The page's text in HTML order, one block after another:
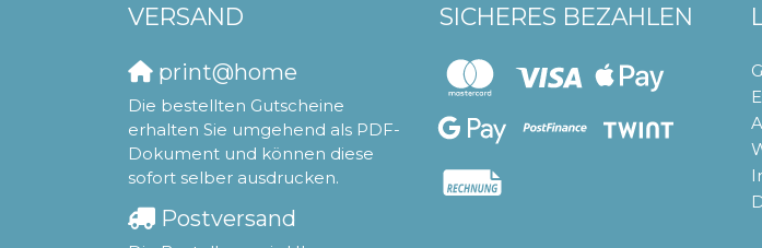
VERSAND
print@home
Die bestellten Gutscheine
erhalten Sie umgehend als PDF-
Dokument und können diese
sofort selber ausdrucken.
Postversand
SICHERES BEZAHLEN